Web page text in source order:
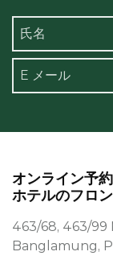
オンライン予
ホテルのフロ
463/68, 463/99
Banglamung,